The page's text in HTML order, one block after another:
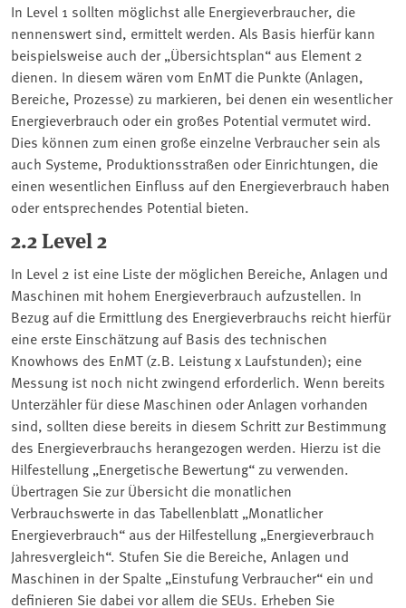
In Level 1 sollten möglichst alle Energieverbraucher, die
nennenswert sind, ermittelt werden. Als Basis hierfür kann
beispielsweise auch der „Übersichtsplan“ aus Element 2
dienen. In diesem wären vom EnMT die Punkte (Anlagen,
Bereiche, Prozesse) zu markieren, bei denen ein wesentlicher
Energieverbrauch oder ein großes Potential vermutet wird.
Dies können zum einen große einzelne Verbraucher sein als
auch Systeme, Produktionsstraßen oder Einrichtungen, die
einen wesentlichen Einfluss auf den Energieverbrauch haben
oder entsprechendes Potential bieten.
2.2 Level 2
In Level 2 ist eine Liste der möglichen Bereiche, Anlagen und
Maschinen mit hohem Energieverbrauch aufzustellen. In
Bezug auf die Ermittlung des Energieverbrauchs reicht hierfür
eine erste Einschätzung auf Basis des technischen
Knowhows des EnMT (z.B. Leistung x Laufstunden); eine
Messung ist noch nicht zwingend erforderlich. Wenn bereits
Unterzähler für diese Maschinen oder Anlagen vorhanden
sind, sollten diese bereits in diesem Schritt zur Bestimmung
des Energieverbrauchs herangezogen werden. Hierzu ist die
Hilfestellung „Energetische Bewertung“ zu verwenden.
Übertragen Sie zur Übersicht die monatlichen
Verbrauchswerte in das Tabellenblatt „Monatlicher
Energieverbrauch“ aus der Hilfestellung „Energieverbrauch
Jahresvergleich“. Stufen Sie die Bereiche, Anlagen und
Maschinen in der Spalte „Einstufung Verbraucher“ ein und
definieren Sie dabei vor allem die SEUs. Erheben Sie